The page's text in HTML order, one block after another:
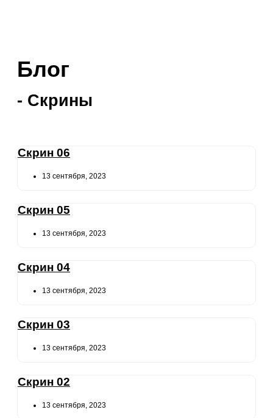
Блог
- Скрины
Скрин 06
13 сентября, 2023
Скрин 05
13 сентября, 2023
Скрин 04
13 сентября, 2023
Скрин 03
13 сентября, 2023
Скрин 02
13 сентября, 2023